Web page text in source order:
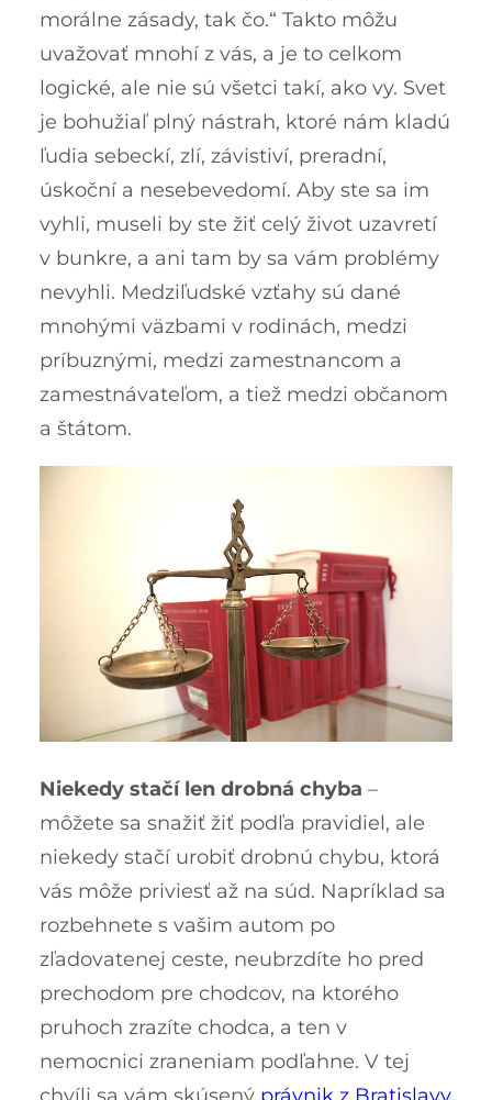
morálne zásady, tak čo.“ Takto môžu
uvažovať mnohí z vás, a je to celkom
logické, ale nie sú všetci takí, ako vy. Svet
je bohužiaľ plný nástrah, ktoré nám kladú
ľudia sebeckí, zlí, závistiví, preradní,
úskoční a nesebevedomí. Aby ste sa im
vyhli, museli by ste žiť celý život uzavretí
v bunkre, a ani tam by sa vám problémy
nevyhli. Medziľudské vzťahy sú dané
mnohými väzbami v rodinách, medzi
príbuznými, medzi zamestnancom a
zamestnávateľom, a tiež medzi občanom
a štátom.
Niekedy stačí len drobná chyba –
môžete sa snažiť žiť podľa pravidiel, ale
niekedy stačí urobiť drobnú chybu, ktorá
vás môže priviesť až na súd. Napríklad sa
rozbehnete s vašim autom po
zľadovatenej ceste, neubrzdíte ho pred
prechodom pre chodcov, na ktorého
pruhoch zrazíte chodca, a ten v
nemocnici zraneniam podľahne. V tej